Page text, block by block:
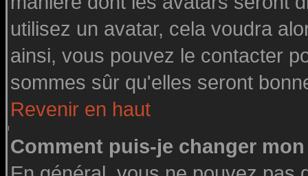
utilisez un avatar, cela voudra
ainsi, vous pouvez le contacter
sommes sûr qu'elles seront
Revenir en haut
Comment puis-je changer